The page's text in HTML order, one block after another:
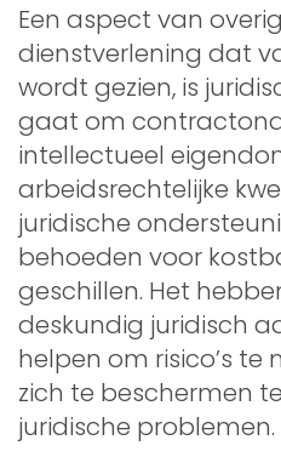
Een aspect van
dienstverlening dat
wordt gezien, is
gaat om
intellectueel
arbeidsrechtelijke
juridische
behoeden voor
geschillen. Het
deskundig juridisch
helpen om risico’s te
zich te beschermen
juridische problemen.